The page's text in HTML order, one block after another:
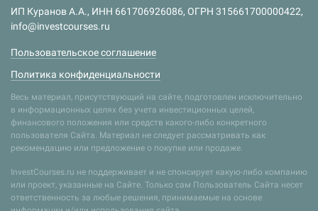
ИП Куранов А.А., ИНН 661706926086, ОГРН 315661700000422,
info@investcourses.ru
Пользовательское соглашение
Политика конфиденциальности
Весь материал, присутствующий на сайте, подготовлен исключительно
в информационных целях без учета инвестиционных целей,
финансового положения или средств какого-либо конкретного
пользователя Сайта. Материал не следует рассматривать как
рекомендацию или предложение о покупке или продаже.
InvestCourses.ru не поддерживает и не спонсирует какую-либо компанию
или проект, указанные на Сайте. Только сам Пользователь Сайта несет
ответственность за любые решения, принимаемые на основе